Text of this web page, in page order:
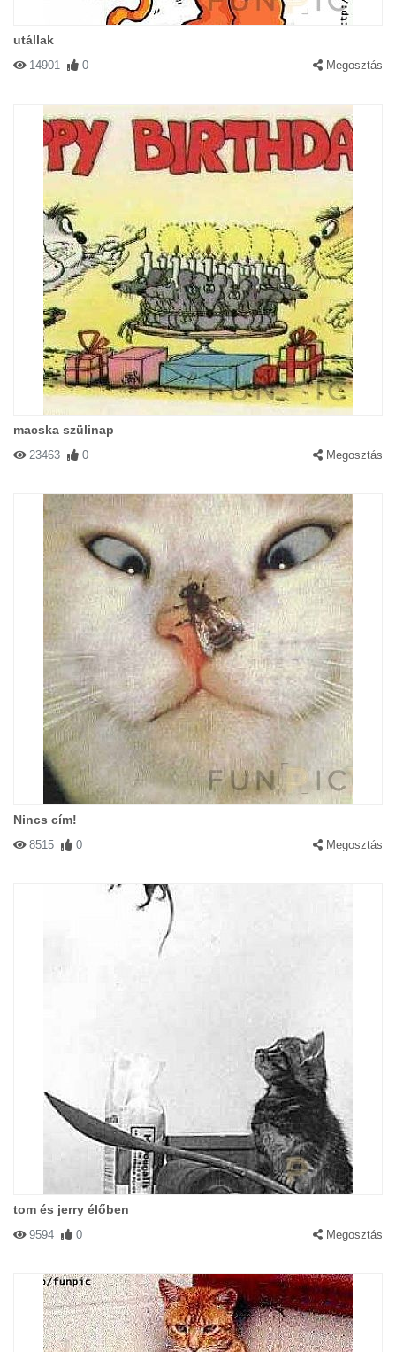
utállak
14901 0 Megosztás
macska szülinap
23463 0 Megosztás
Nincs cím!
8515 0 Megosztás
tom és jerry élőben
9594 0 Megosztás